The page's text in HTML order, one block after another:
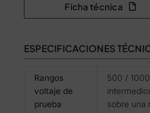
Ficha técnica
ESPECIFICACIONES
Rangos
voltaje de
prueba
500 /
sobre una